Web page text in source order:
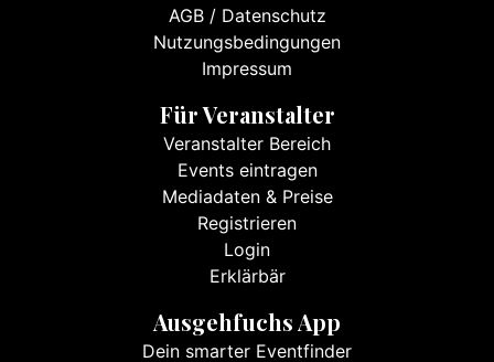
AGB/ Datenschutz
Nutzungsbedingungen
Impressum
Für Veranstalter
Veranstalter Bereich
Events eintragen
Mediadaten & Preise
Registrieren
Login
Erklärbär
Ausgehfuchs App
Dein smarter Eventfinder